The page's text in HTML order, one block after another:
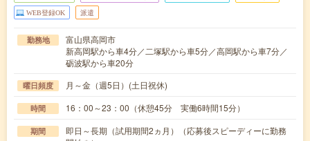
WEB登録OK 派遣
勤務地
富山県高岡市
新高岡駅から車4分／二塚駅から車5分／高岡駅から車7分／
砺波駅から車20分
曜日頻度 月～金（週5日）(土日祝休)
時間 16：00～23：00（休憩45分 実働6時間15分）
期間
即日～長期（試用期間2ヵ月）（応募後スピーディーに勤務